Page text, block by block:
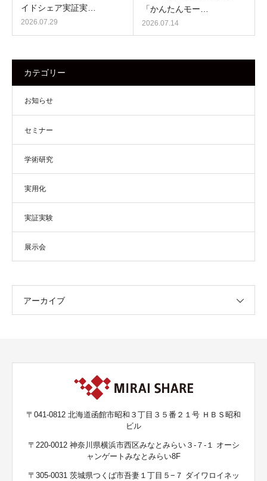
イドシェア実証実…
2026.07.29
「かんたんモー…
2026.07.14
カテゴリー
お知らせ
セミナー
学術研究
実用化
実証実験
展示会
アーカイブ
〒041-0812 北海道函館市昭和３丁目３５番２１号 ＨＢＳ昭和
ビル
〒220-0012 神奈川県横浜市西区みなとみらい３-７-１ オーシ
ャンゲートみなとみらい8F
〒305-0031 茨城県つくば市吾妻１丁目５−７ ダイワロイネッ